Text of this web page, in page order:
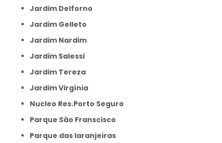
Jardim Delforno
Jardim Gelleto
Jardim Nardim
Jardim Salessi
Jardim Tereza
Jardim Virgínia
Nucleo Res.Porto Seguro
Parque São Franscisco
Parque das laranjeiras